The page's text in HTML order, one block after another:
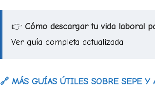
👉 Cómo descargar tu vida laboral
Ver guía completa actualizada
🔗 MÁS GUÍAS ÚTILES SOBRE SEPE Y